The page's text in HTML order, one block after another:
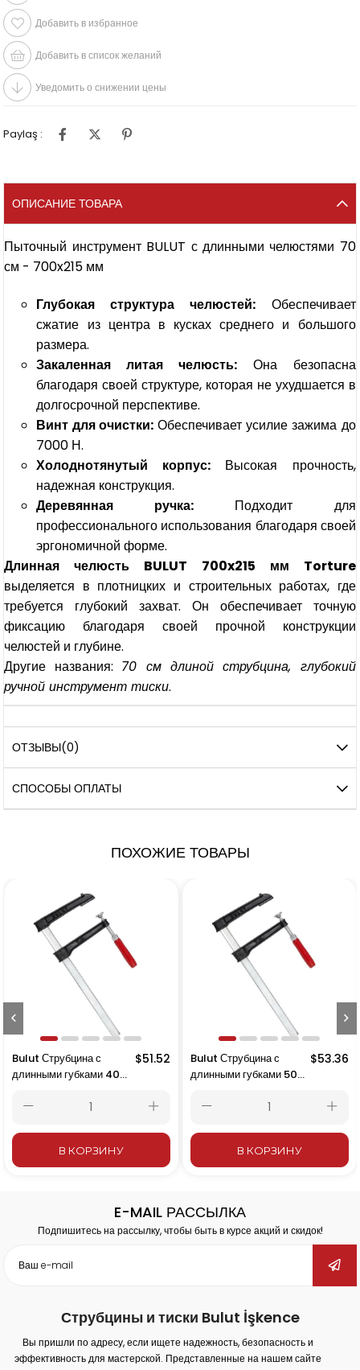
Добавить в избранное
Добавить в список желаний
Уведомить о снижении цены
Paylaş :
ОПИСАНИЕ ТОВАРА
Пыточный инструмент BULUT с длинными челюстями 70
см - 700x215 мм
Глубокая структура челюстей:Обеспечивает
сжатие из центра в кусках среднего и большого
размера.
Закаленная литая челюсть: Она безопасна
благодаря своей структуре, которая не ухудшается в
долгосрочной перспективе.
Винт для очистки:Обеспечивает усилие зажима до
7000 Н.
Холоднотянутый корпус:Высокая прочность,
надежная конструкция.
Деревянная ручка:Подходит для
профессионального использования благодаря своей
эргономичной форме.
Длинная челюсть BULUT 700x215 мм Torture
выделяется в плотницких и строительных работах, где
требуется глубокий захват. Он обеспечивает точную
фиксацию благодаря своей прочной конструкции
челюстей и глубине.
Другие названия: 70 см длиной струбцина, глубокий
ручной инструмент тиски.
ОТЗЫВЫ(0)
СПОСОБЫ ОПЛАТЫ
ПОХОЖИЕ ТОВАРЫ
Bulut Струбцина с
длинными губками 40
$51.52
В КОРЗИНУ
Bulut Струбцина с
длинными губками 50
$53.36
В КОРЗИНУ
E-MAIL РАССЫЛКА
Подпишитесь на рассылку, чтобы быть в курсе акций и скидок!
Струбцины и тиски Bulut İşkence
Вы пришли по адресу, если ищете надежность, безопасность и
эффективность для мастерской. Представленные на нашем сайте